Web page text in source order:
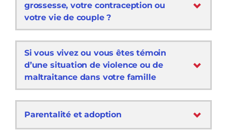
grossesse, votre contraception ou
votre vie de couple ?
Si vous vivez ou vous êtes témoin
d’une situation de violence ou de
maltraitance dans votre famille
Parentalité et adoption